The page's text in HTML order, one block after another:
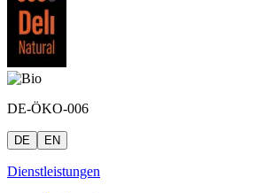
DE-ÖKO-006
DE EN
Dienstleistungen